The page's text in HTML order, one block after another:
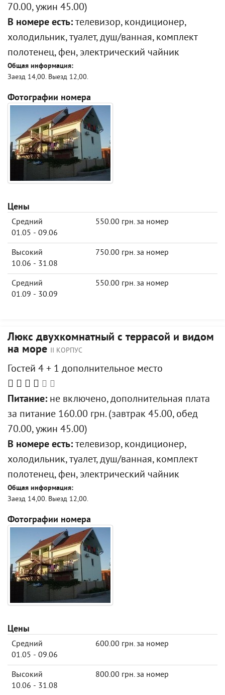
70.00, ужин 45.00)
В номере есть: телевизор, кондиционер,
холодильник, туалет, душ/ванная, комплект
полотенец, фен, электрический чайник
Общая информация:
Заезд 14,00. Выезд 12,00.
Фотографии номера
Цены
Средний
01.05 - 09.06
550.00 грн. за номер
Высокий
10.06 - 31.08
750.00 грн. за номер
Средний
01.09 - 30.09
550.00 грн. за номер
Люкс двухкомнатный с террасой и видом
на море II КОРПУС
Гостей 4 + 1 дополнительное место
Питание: не включено, дополнительная плата
за питание 160.00 грн. (завтрак 45.00, обед
70.00, ужин 45.00)
В номере есть: телевизор, кондиционер,
холодильник, туалет, душ/ванная, комплект
полотенец, фен, электрический чайник
Общая информация:
Заезд 14,00. Выезд 12,00.
Фотографии номера
Цены
Средний
01.05 - 09.06
600.00 грн. за номер
Высокий
10.06 - 31.08
800.00 грн. за номер